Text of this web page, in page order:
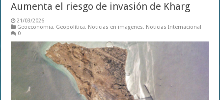
Aumenta el riesgo de invasión de Kharg
21/03/2026
Geoeconomia, Geopolítica, Noticias en imagenes, Noticias Internacional
0